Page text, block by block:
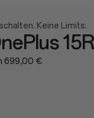
Keine Limits.
15R
699,00 €